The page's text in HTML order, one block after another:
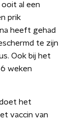
al een
prik
heeft gehad
te zijn
Ook bij het
weken
het
vaccin van